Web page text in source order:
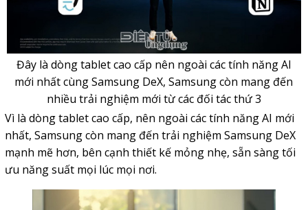
Đây là dòng tablet cao cấp nên ngoài các tính năng AI
mới nhất cùng Samsung DeX, Samsung còn mang đến
nhiều trải nghiệm mới từ các đối tác thứ 3
Vì là dòng tablet cao cấp, nên ngoài các tính năng AI mới
nhất, Samsung còn mang đến trải nghiệm Samsung DeX
mạnh mẽ hơn, bên cạnh thiết kế mỏng nhẹ, sẵn sàng tối
ưu năng suất mọi lúc mọi nơi.